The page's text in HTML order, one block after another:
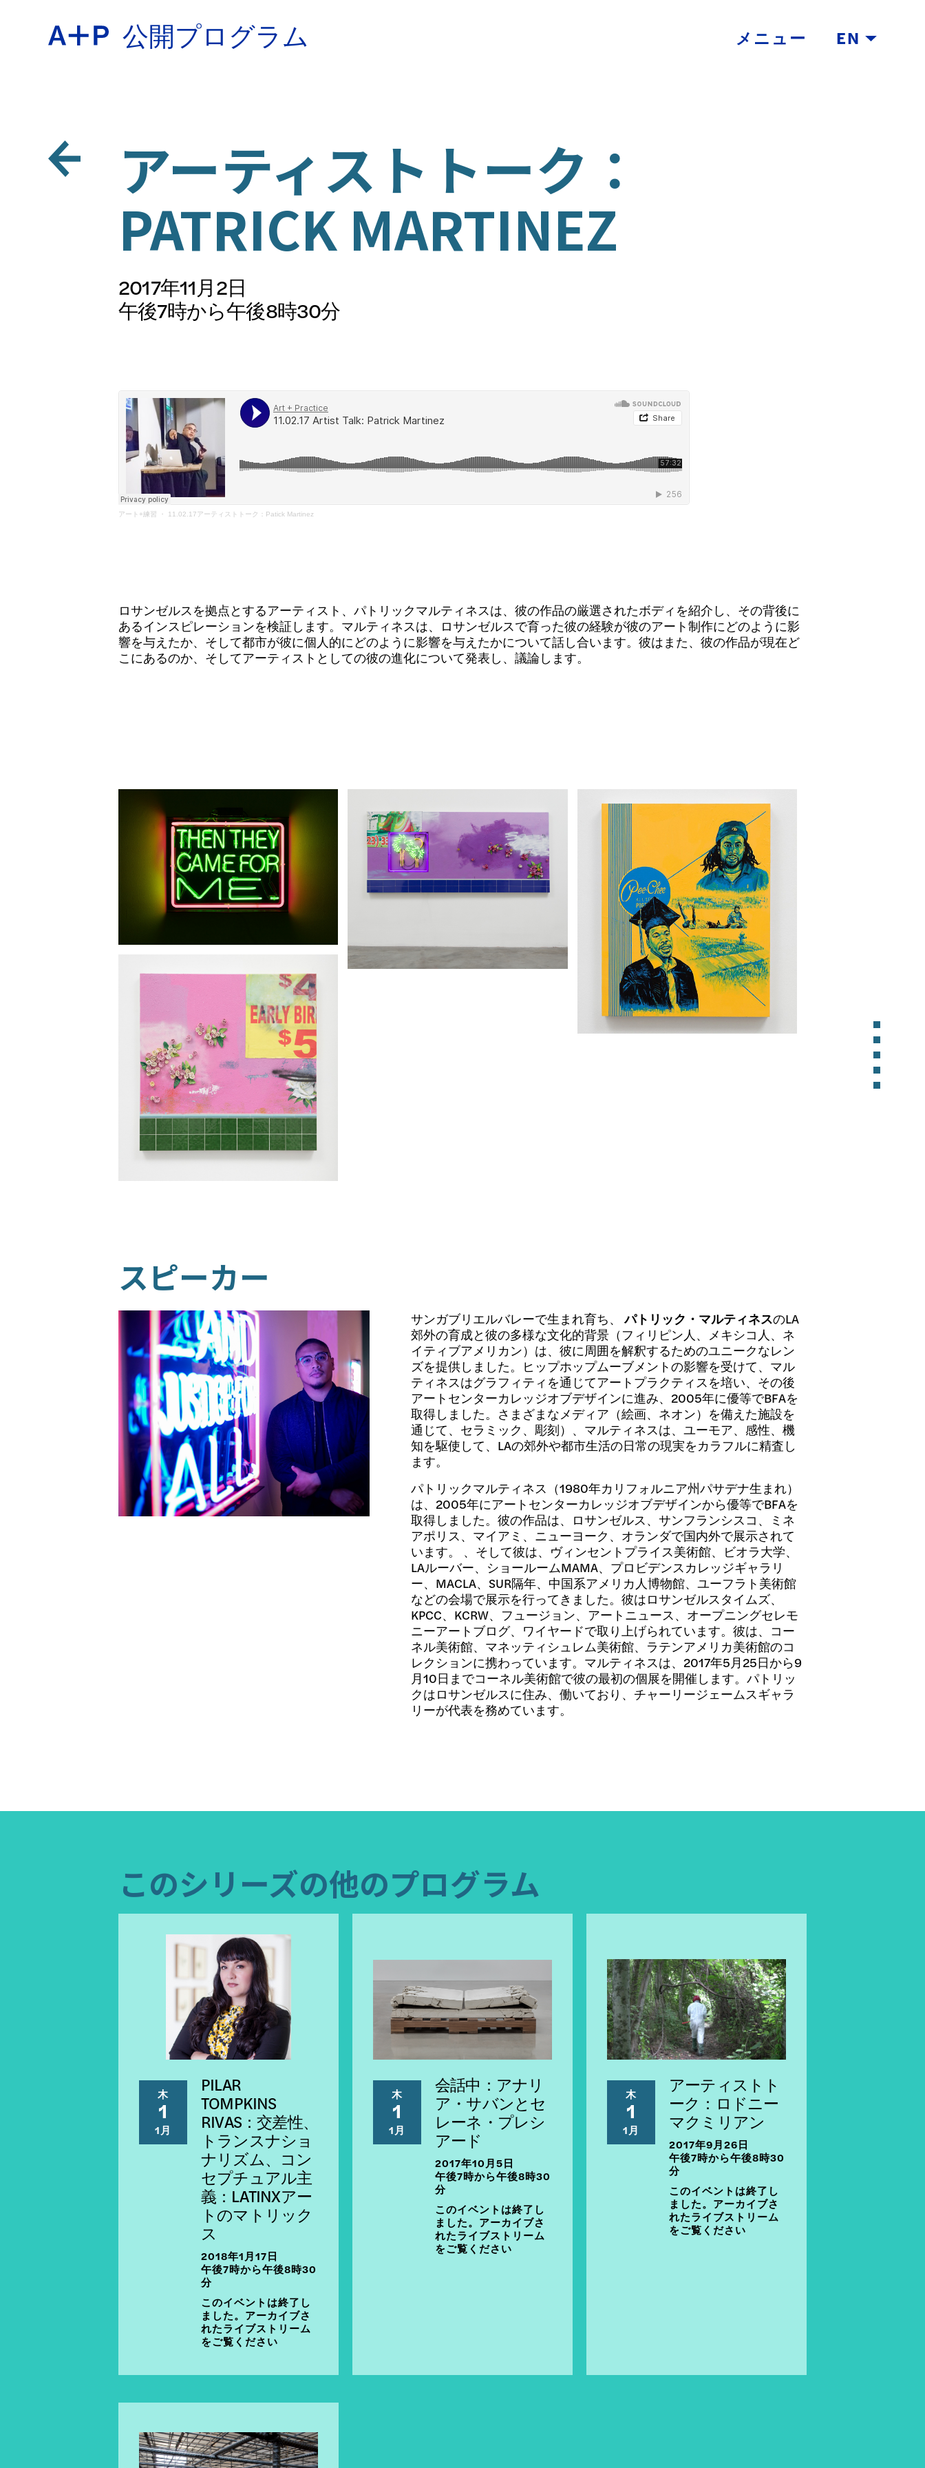
公開プログラム メニュー EN
教育
青少年の育成
展示会
公開プログラム
アーカイブ
寄付
ESPAÑOL
普通话
日本語
アーティストトーク：
PATRICK MARTINEZ
2017年11月2日
午後7時から午後8時30分
アート+練習 ・ 11.02.17アーティストトーク：Patick Martinez
ロサンゼルスを拠点とするアーティスト、パトリックマルティネスは、彼の作品の厳選されたボディを紹介し、その背後に
あるインスピレーションを検証します。マルティネスは、ロサンゼルスで育った彼の経験が彼のアート制作にどのように影
響を与えたか、そして都市が彼に個人的にどのように影響を与えたかについて話し合います。彼はまた、彼の作品が現在ど
こにあるのか、そしてアーティストとしての彼の進化について発表し、議論します。
スピーカー
サンガブリエルバレーで生まれ育ち、パトリック・マルティネスのLA
郊外の育成と彼の多様な文化的背景（フィリピン人、メキシコ人、ネ
イティブアメリカン）は、彼に周囲を解釈するためのユニークなレン
ズを提供しました。ヒップホップムーブメントの影響を受けて、マル
ティネスはグラフィティを通じてアートプラクティスを培い、その後
アートセンターカレッジオブデザインに進み、2005年に優等でBFAを
取得しました。さまざまなメディア（絵画、ネオン）を備えた施設を
通じて、セラミック、彫刻）、マルティネスは、ユーモア、感性、機
知を駆使して、LAの郊外や都市生活の日常の現実をカラフルに精査し
ます。
パトリックマルティネス（1980年カリフォルニア州パサデナ生まれ）
は、2005年にアートセンターカレッジオブデザインから優等でBFAを
取得しました。彼の作品は、ロサンゼルス、サンフランシスコ、ミネ
アポリス、マイアミ、ニューヨーク、オランダで国内外で展示されて
います。 、そして彼は、ヴィンセントプライス美術館、ビオラ大学、
LAルーバー、ショールームMAMA、プロビデンスカレッジギャラリ
ー、MACLA、SUR隔年、中国系アメリカ人博物館、ユーフラト美術館
などの会場で展示を行ってきました。彼はロサンゼルスタイムズ、
KPCC、KCRW、フュージョン、アートニュース、オープニングセレモ
ニーアートブログ、ワイヤードで取り上げられています。彼は、コー
ネル美術館、マネッティシュレム美術館、ラテンアメリカ美術館のコ
レクションに携わっています。マルティネスは、2017年5月25日から9
月10日までコーネル美術館で彼の最初の個展を開催します。パトリッ
クはロサンゼルスに住み、働いており、チャーリージェームスギャラ
リーが代表を務めています。
このシリーズの他のプログラム
木
1
1月
PILAR
TOMPKINS
RIVAS：交差性、
トランスナショ
ナリズム、コン
セプチュアル主
義：LATINXアー
トのマトリック
ス
2018年1月17日
午後7時から午後8時30
分
このイベントは終了し
ました。アーカイブさ
れたライブストリーム
をご覧ください
木
1
1月
会話中：アナリ
ア・サバンとセ
レーネ・プレシ
アード
2017年10月5日
午後7時から午後8時30
分
このイベントは終了し
ました。アーカイブさ
れたライブストリーム
をご覧ください
木
1
1月
アーティストト
ーク：ロドニー
マクミリアン
2017年9月26日
午後7時から午後8時30
分
このイベントは終了し
ました。アーカイブさ
れたライブストリーム
をご覧ください